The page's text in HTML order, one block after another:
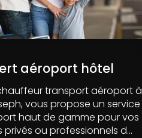
aéroport hôtel
transport aéroport à
vous propose un service
haut de gamme pour vos
privés ou professionnels d...